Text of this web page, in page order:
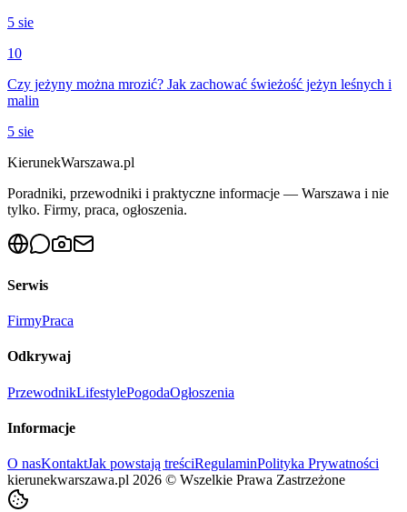
5 sie
10
Czy jeżyny można mrozić? Jak zachować świeżość jeżyn leśnych i
malin
5 sie
KierunekWarszawa.pl
Poradniki, przewodniki i praktyczne informacje — Warszawa i nie
tylko. Firmy, praca, ogłoszenia.
Serwis
FirmyPraca
Odkrywaj
PrzewodnikLifestylePogodaOgłoszenia
Informacje
O nasKontaktJak powstają treściRegulaminPolityka Prywatności
kierunekwarszawa.pl 2026 © Wszelkie Prawa Zastrzeżone